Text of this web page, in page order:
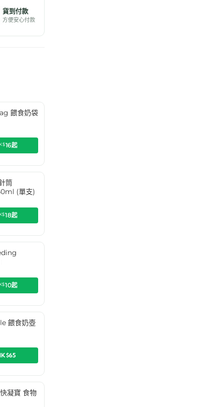
貨到付款
方便安心付款
餵食奶袋
16起
筒
(單支)
18起
10起
餵食奶壺
凝寶 食物